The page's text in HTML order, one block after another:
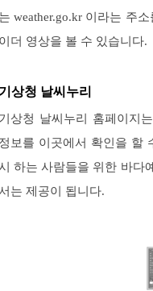
는 weather.go.kr 이라는 주
이더 영상을 볼 수 있습니다.
기상청 날씨누리
기상청 날씨누리 홈페이지
정보를 이곳에서 확인을 할
하는 사람들을 위한 바다
는 제공이 됩니다.